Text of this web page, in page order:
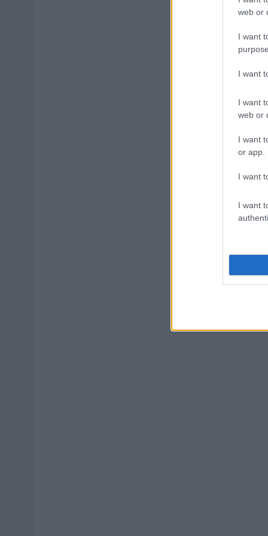
web or
I want
I want
I want
web or
I want
or app.
I want
I want
Szolnok